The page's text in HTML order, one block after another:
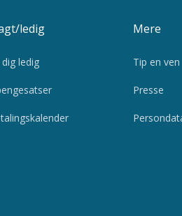
ledig
ledig
Mere
Tip en ven
Presse